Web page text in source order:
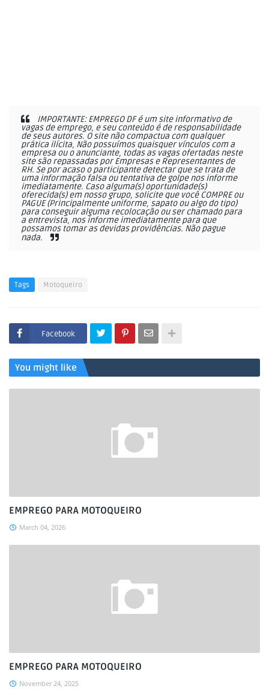
IMPORTANTE: EMPREGO DF é um site informativo de
vagas de emprego, e seu conteúdo é de responsabilidade
de seus autores. O site não compactua com qualquer
prática ilícita, Não possuímos quaisquer vínculos com a
empresa ou o anunciante, todas as vagas ofertadas neste
site são repassadas por Empresas e Representantes de
RH. Se por acaso o participante detectar que se trata de
uma informação falsa ou tentativa de golpe nos informe
imediatamente. Caso alguma(s) oportunidade(s)
oferecida(s) em nosso grupo, solicite que você COMPRE ou
PAGUE (Principalmente uniforme, sapato ou algo do tipo)
para conseguir alguma recolocação ou ser chamado para
a entrevista, nos informe imediatamente para que
possamos tomar as devidas providências. Não pague
nada.
Tags Motoqueiro
Facebook
You might like
EMPREGO PARA MOTOQUEIRO
March 04, 2026
EMPREGO PARA MOTOQUEIRO
November 24, 2025